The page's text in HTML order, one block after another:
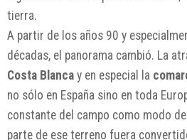
tierra.
A partir de los años 90 y
décadas, el panorama cambió. La
Costa Blanca y en especial la
no sólo en España sino en toda
constante del campo como modo
parte de ese terreno fuera